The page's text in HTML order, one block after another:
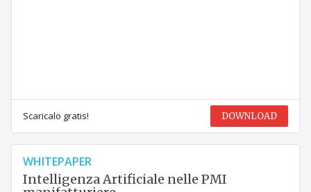
Scaricalo gratis! DOWNLOAD
WHITEPAPER
Intelligenza Artificiale nelle PMI